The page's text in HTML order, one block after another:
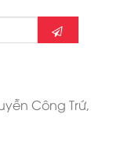
Công Trứ,